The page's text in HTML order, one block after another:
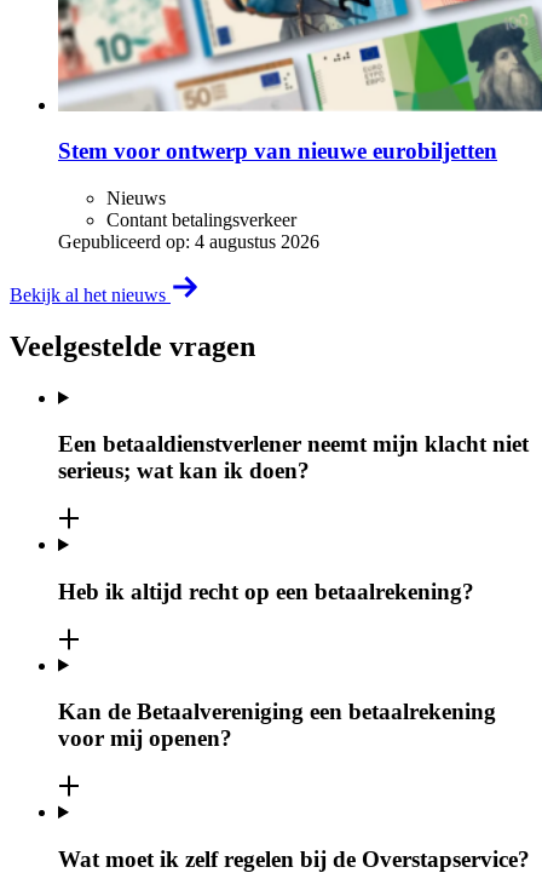
Stem voor ontwerp van nieuwe eurobiljetten
Nieuws
Contant betalingsverkeer
Gepubliceerd op: 4 augustus 2026
Bekijk al het nieuws
Veelgestelde vragen
Een betaaldienstverlener neemt mijn klacht niet
serieus; wat kan ik doen?
Heb ik altijd recht op een betaalrekening?
Kan de Betaalvereniging een betaalrekening
voor mij openen?
Wat moet ik zelf regelen bij de Overstapservice?